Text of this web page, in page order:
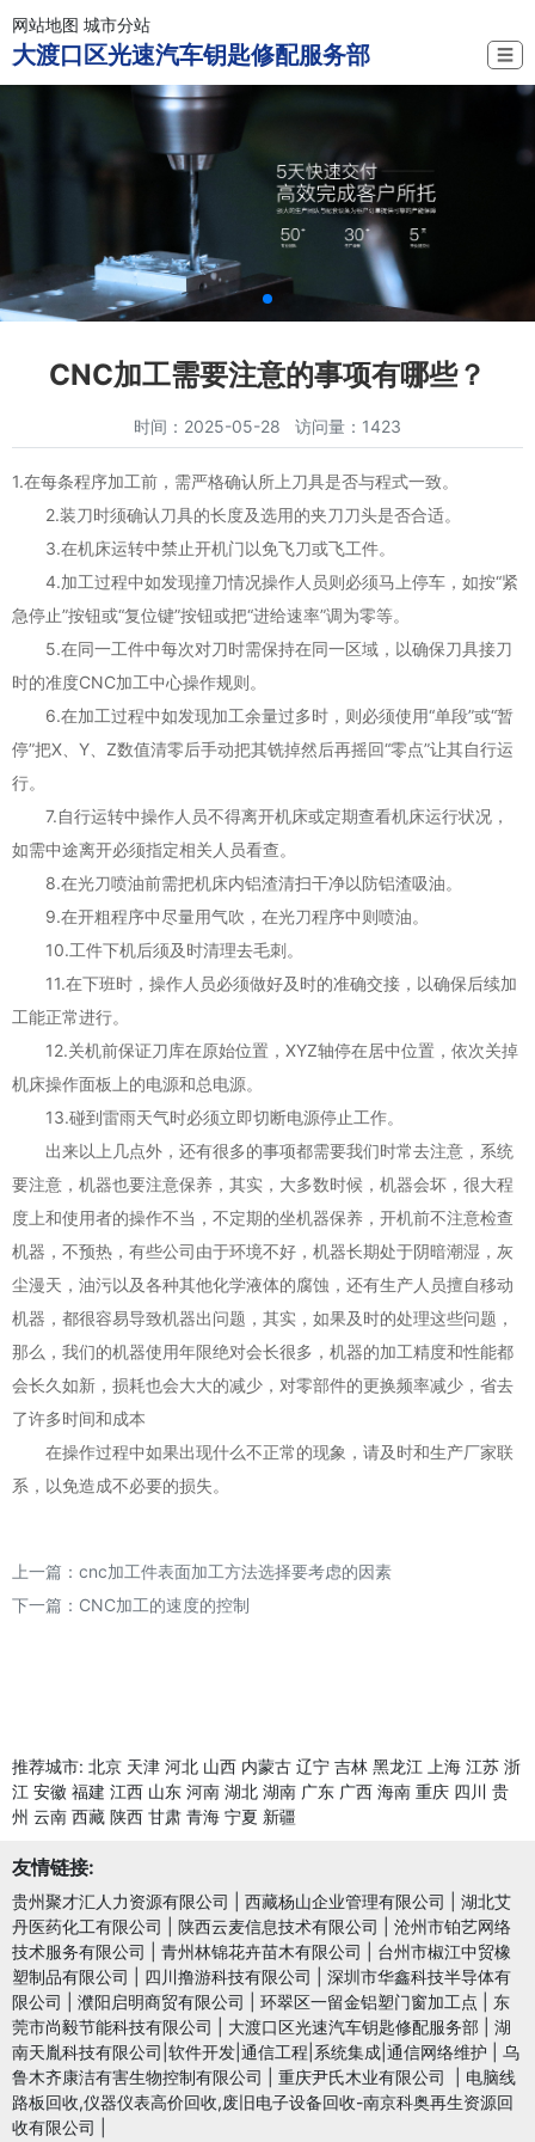
网站地图 城市分站
大渡口区光速汽车钥匙修配服务部 ☰
CNC加工需要注意的事项有哪些？
时间：2025-05-28 访问量：1423
1.在每条程序加工前，需严格确认所上刀具是否与程式一致。
2.装刀时须确认刀具的长度及选用的夹刀刀头是否合适。
3.在机床运转中禁止开机门以免飞刀或飞工件。
4.加工过程中如发现撞刀情况操作人员则必须马上停车，如按“紧
急停止”按钮或“复位键”按钮或把“进给速率”调为零等。
5.在同一工件中每次对刀时需保持在同一区域，以确保刀具接刀
时的准度CNC加工中心操作规则。
6.在加工过程中如发现加工余量过多时，则必须使用“单段”或“暂
停”把X、Y、Z数值清零后手动把其铣掉然后再摇回“零点”让其自行运
行。
7.自行运转中操作人员不得离开机床或定期查看机床运行状况，
如需中途离开必须指定相关人员看查。
8.在光刀喷油前需把机床内铝渣清扫干净以防铝渣吸油。
9.在开粗程序中尽量用气吹，在光刀程序中则喷油。
10.工件下机后须及时清理去毛刺。
11.在下班时，操作人员必须做好及时的准确交接，以确保后续加
工能正常进行。
12.关机前保证刀库在原始位置，XYZ轴停在居中位置，依次关掉
机床操作面板上的电源和总电源。
13.碰到雷雨天气时必须立即切断电源停止工作。
出来以上几点外，还有很多的事项都需要我们时常去注意，系统
要注意，机器也要注意保养，其实，大多数时候，机器会坏，很大程
度上和使用者的操作不当，不定期的坐机器保养，开机前不注意检查
机器，不预热，有些公司由于环境不好，机器长期处于阴暗潮湿，灰
尘漫天，油污以及各种其他化学液体的腐蚀，还有生产人员擅自移动
机器，都很容易导致机器出问题，其实，如果及时的处理这些问题，
那么，我们的机器使用年限绝对会长很多，机器的加工精度和性能都
会长久如新，损耗也会大大的减少，对零部件的更换频率减少，省去
了许多时间和成本
在操作过程中如果出现什么不正常的现象，请及时和生产厂家联
系，以免造成不必要的损失。
上一篇： cnc加工件表面加工方法选择要考虑的因素
下一篇： CNC加工的速度的控制
推荐城市: 北京 天津 河北 山西 内蒙古 辽宁 吉林 黑龙江 上海 江苏 浙
江 安徽 福建 江西 山东 河南 湖北 湖南 广东 广西 海南 重庆 四川 贵
州 云南 西藏 陕西 甘肃 青海 宁夏 新疆
友情链接:
贵州聚才汇人力资源有限公司 西藏杨山企业管理有限公司
湖北艾
丹医药化工有限公司
陕西云麦信息技术有限公司
沧州市铂艺网络
技术服务有限公司
青州林锦花卉苗木有限公司
台州市椒江中贸橡
塑制品有限公司
四川撸游科技有限公司
深圳市华鑫科技半导体有
限公司
濮阳启明商贸有限公司 环翠区一留金铝塑门窗加工点
东
莞市尚毅节能科技有限公司
大渡口区光速汽车钥匙修配服务部
湖
南天胤科技有限公司|软件开发|通信工程|系统集成|通信网络维护
乌
鲁木齐康洁有害生物控制有限公司
重庆尹氏木业有限公司
电脑线
路板回收,仪器仪表高价回收,废旧电子设备回收-南京科奥再生资源回
收有限公司